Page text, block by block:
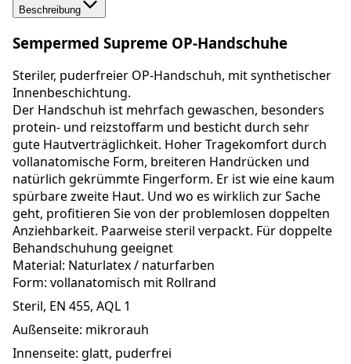
Beschreibung
Sempermed Supreme OP-Handschuhe
Steriler, puderfreier OP-Handschuh, mit synthetischer
Innenbeschichtung.
Der Handschuh ist mehrfach gewaschen, besonders
protein- und reizstoffarm und besticht durch sehr
gute Hautverträglichkeit. Hoher Tragekomfort durch
vollanatomische Form, breiteren Handrücken und
natürlich gekrümmte Fingerform. Er ist wie eine kaum
spürbare zweite Haut. Und wo es wirklich zur Sache
geht, profitieren Sie von der problemlosen doppelten
Anziehbarkeit. Paarweise steril verpackt. Für doppelte
Behandschuhung geeignet
Material: Naturlatex / naturfarben
Form: vollanatomisch mit Rollrand
Steril, EN 455, AQL 1
Außenseite: mikrorauh
Innenseite: glatt, puderfrei